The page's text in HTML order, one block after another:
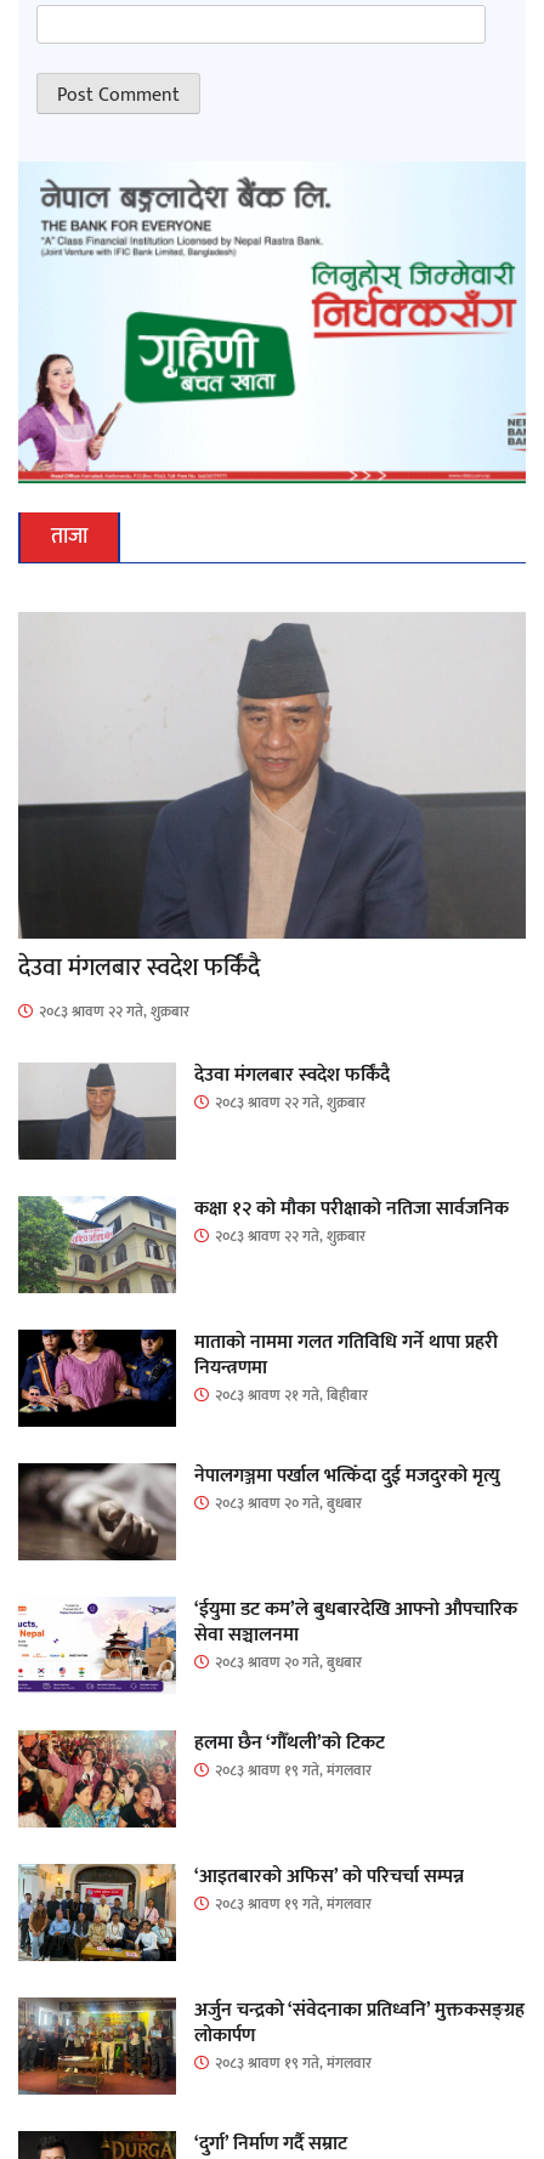
ताजा
देउवा मंगलबार स्वदेश फर्किंदै
२०८३ श्रावण २२ गते, शुक्रबार
देउवा मंगलबार स्वदेश फर्किंदै
२०८३ श्रावण २२ गते, शुक्रबार
कक्षा १२ को मौका परीक्षाको नतिजा सार्वजनिक
२०८३ श्रावण २२ गते, शुक्रबार
माताकाे नाममा गलत गतिविधि गर्ने थापा प्रहरी
नियन्त्रणमा
२०८३ श्रावण २१ गते, बिहीबार
नेपालगञ्जमा पर्खाल भत्किँदा दुई मजदुरको मृत्यु
२०८३ श्रावण २० गते, बुधबार
‘ईयुमा डट कम’ले बुधबारदेखि आफ्नो औपचारिक
सेवा सञ्चालनमा
२०८३ श्रावण २० गते, बुधबार
हलमा छैन ‘गौँथली’को टिकट
२०८३ श्रावण १९ गते, मंगलवार
‘आइतबारको अफिस’ को परिचर्चा सम्पन्न
२०८३ श्रावण १९ गते, मंगलवार
अर्जुन चन्द्रको ‘संवेदनाका प्रतिध्वनि’ मुक्तकसङ्ग्रह
लोकार्पण
२०८३ श्रावण १९ गते, मंगलवार
‘दुर्गा’ निर्माण गर्दै सम्राट